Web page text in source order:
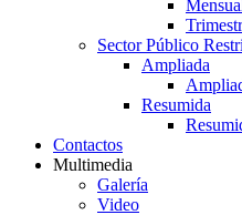
Sector Público
Ampliada
Resumida
Contactos
Multimedia
Galería
Video